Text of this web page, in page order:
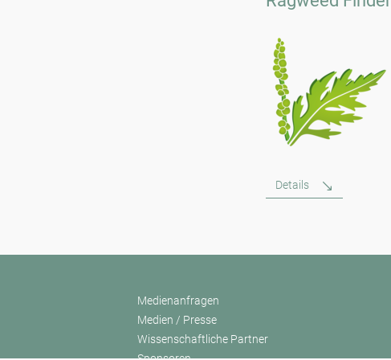
Details
Medienanfragen
Medien / Presse
Wissenschaftliche Partner